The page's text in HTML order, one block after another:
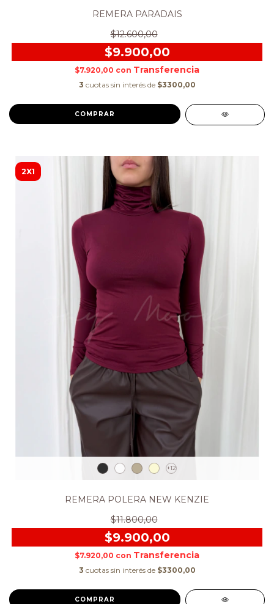
REMERA PARADAIS
$12.600,00
$9.900,00
$7.920,00 con
3 cuotas sin interés de $3300,00
COMPRAR
2X1
+12
REMERA POLERA NEW KENZIE
$11.800,00
$9.900,00
$7.920,00 con
3 cuotas sin interés de $3300,00
COMPRAR